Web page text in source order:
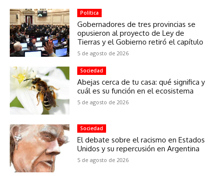
Política
Gobernadores de tres provincias se
opusieron al proyecto de Ley de
Tierras y el Gobierno retiró el capítulo
5 de agosto de 2026
Sociedad
Abejas cerca de tu casa: qué significa y
cuál es su función en el ecosistema
5 de agosto de 2026
Sociedad
El debate sobre el racismo en Estados
Unidos y su repercusión en Argentina
5 de agosto de 2026